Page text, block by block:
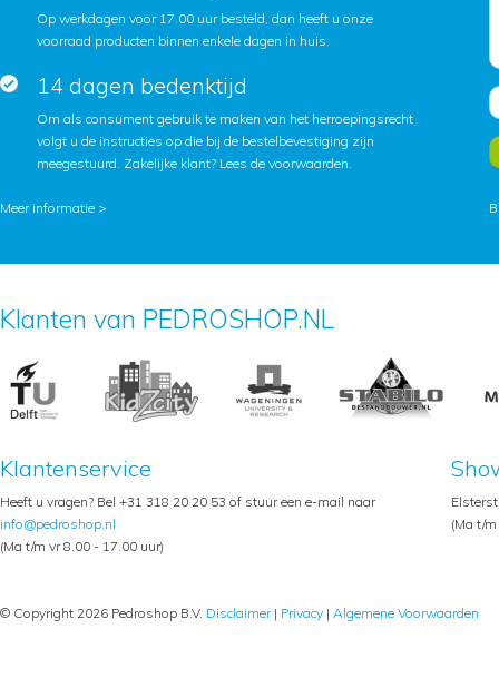
Op werkdagen voor 17.00 uur besteld, dan heeft u onze
voorraad producten binnen enkele dagen in huis.
14 dagen bedenktijd
Om als consument gebruik te maken van het herroepingsrecht
volgt u de instructies op die bij de bestelbevestiging zijn
meegestuurd. Zakelijke klant? Lees de voorwaarden.
Meer informatie >
Klanten van PEDROSHOP.NL
Klantenservice
Heeft u vragen? Bel +31 318 20 20 53 of stuur een e-mail naar
info@pedroshop.nl
(Ma t/m vr 8.00 - 17.00 uur)
(Ma t/
© Copyright 2026 Pedroshop B.V. Disclaimer| Privacy | Algemene Voorwaarden